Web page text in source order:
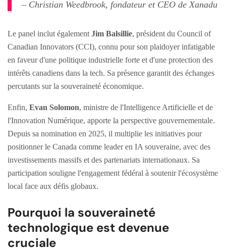
– Christian Weedbrook, fondateur et CEO de Xanadu
Le panel inclut également Jim Balsillie, président du Council of
Canadian Innovators (CCI), connu pour son plaidoyer infatigable
en faveur d'une politique industrielle forte et d'une protection des
intérêts canadiens dans la tech. Sa présence garantit des échanges
percutants sur la souveraineté économique.
Enfin, Evan Solomon, ministre de l'Intelligence Artificielle et de
l'Innovation Numérique, apporte la perspective gouvernementale.
Depuis sa nomination en 2025, il multiplie les initiatives pour
positionner le Canada comme leader en IA souveraine, avec des
investissements massifs et des partenariats internationaux. Sa
participation souligne l'engagement fédéral à soutenir l'écosystème
local face aux défis globaux.
Pourquoi la souveraineté
technologique est devenue
cruciale